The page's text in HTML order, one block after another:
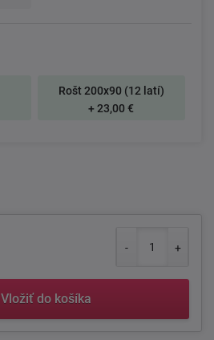
Rošt 200x90 (12 latí)
+ 23,00 €
Vložiť do košíka